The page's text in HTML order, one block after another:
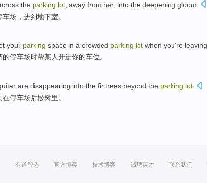
the parking lot away from her, into the deepening gloom
车场 ， 进到地下室。
your parking space in a crowded parking lot when you're leaving
的停车场时帮某人开进你的车位。
are disappearing into the fir trees beyond the parking lot
在停车场后松树里。
有道智选 官方博客 技术博客 诚聘英才 联系我们